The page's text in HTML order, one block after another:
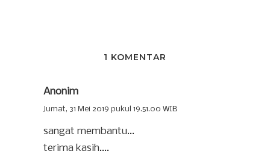
1 KOMENTAR
Anonim
Jumat, 31 Mei 2019 pukul 19.51.00 WIB
sangat membantu...
terima kasih....